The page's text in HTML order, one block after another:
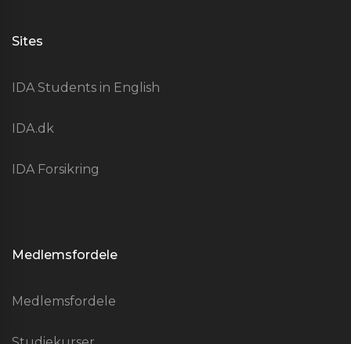
Sites
IDA Students in English
IDA.dk
IDA Forsikring
Medlemsfordele
Medlemsfordele